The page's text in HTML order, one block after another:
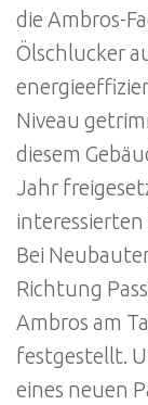
die Ambros-
Ölschlucker
Niveau
diesem
Jahr
interessierten
Bei
Richtung
Ambros am
festgestellt.
eines neuen